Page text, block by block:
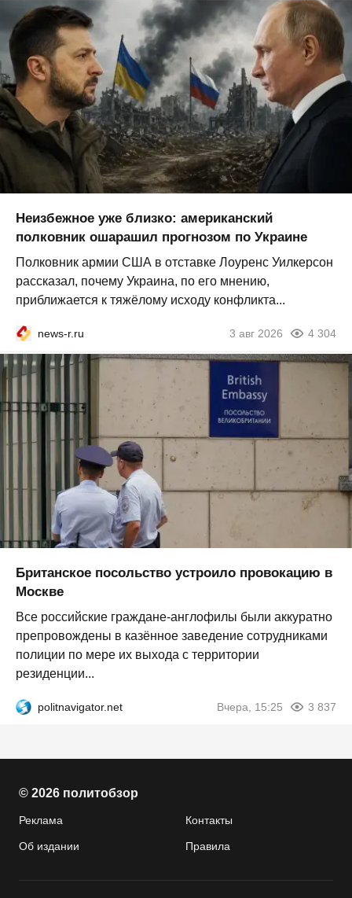
Неизбежное уже близко: американский
полковник ошарашил прогнозом по Украине
Полковник армии США в отставке Лоуренс Уилкерсон
рассказал, почему Украина, по его мнению,
приближается к тяжёлому исходу конфликта...
news-r.ru 3 авг 2026 4 304
Британское посольство устроило провокацию в
Москве
Все российские граждане-англофилы были аккуратно
препровождены в казённое заведение сотрудниками
полиции по мере их выхода с территории
резиденции...
politnavigator.net Вчера, 15:25 3 837
© 2026 политобзор
Реклама Контакты
Об издании Правила